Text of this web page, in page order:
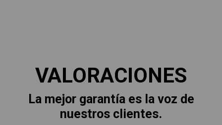
VALORACIONES
La mejor garantía es la voz de
nuestros clientes.